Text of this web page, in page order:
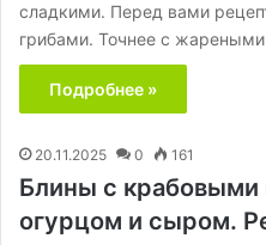
сладкими. Перед вами
грибами. Точнее с
Подробнее »
20.11.2025 0 161
Блины с крабовыми
огурцом и сыром.